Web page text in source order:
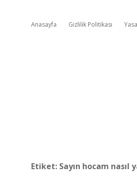
Anasayfa Gizlilik Politikası
Etiket: Sayın hocam nasıl